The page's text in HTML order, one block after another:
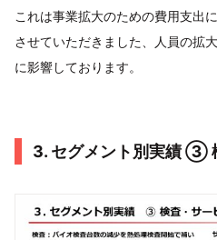
これは事業拡大のための費用支出
させていただきました、人員の拡
に影響しております。
3. セグメント別実績 ③